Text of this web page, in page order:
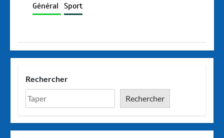
Général Sport
Rechercher
Rechercher